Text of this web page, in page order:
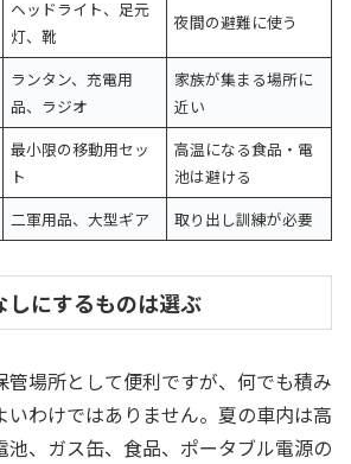
ヘッドライト、足元
灯、靴
夜間の避難に使う
ランタン、充電用
品、ラジオ
家族が集まる場所に
近い
最小限の移動用セッ
ト
高温になる食品・電
池は避ける
二軍用品、大型ギア 取り出し訓練が必要
しにするものは選ぶ
管場所として便利ですが、何でも積み
いわけではありません。夏の車内は高
池、ガス缶、食品、ポータブル電源の